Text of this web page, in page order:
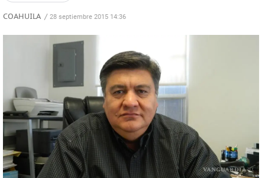
COAHUILA / 28 septiembre 2015 14:36